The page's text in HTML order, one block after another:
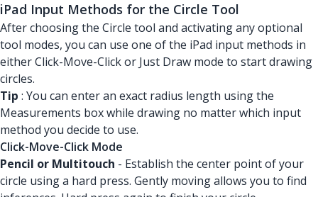
iPad Input Methods for the Circle Tool
After choosing the Circle tool and activating any optional
tool modes, you can use one of the iPad input methods in
either Click-Move-Click or Just Draw mode to start drawing
circles.
Tip : You can enter an exact radius length using the
Measurements box while drawing no matter which input
method you decide to use.
Click-Move-Click Mode
Pencil or Multitouch - Establish the center point of your
circle using a hard press. Gently moving allows you to find